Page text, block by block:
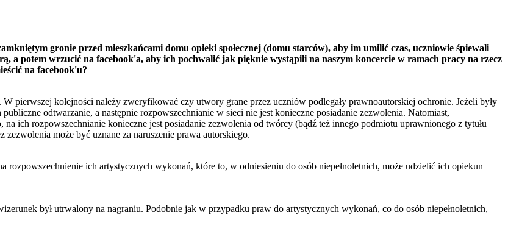
gronie przed mieszkańcami domu opieki społecznej (domu starców), aby im umilić czas, uczniowie śpiewali
a potem wrzucić na facebook'a, aby ich pochwalić jak pięknie wystąpili na naszym koncercie w ramach pracy na rzecz
na facebook'u?
pierwszej kolejności należy zweryfikować czy utwory grane przez uczniów podlegały prawnoautorskiej ochronie. Jeżeli były
odtwarzanie, a następnie rozpowszechnianie w sieci nie jest konieczne posiadanie zezwolenia. Natomiast,
na ich rozpowszechnianie konieczne jest posiadanie zezwolenia od twórcy (bądź też innego podmiotu uprawnionego z tytułu
może być uznane za naruszenie prawa autorskiego.
ich artystycznych wykonań, które to, w odniesieniu do osób niepełnoletnich, może udzielić ich opiekun
był utrwalony na nagraniu. Podobnie jak w przypadku praw do artystycznych wykonań, co do osób niepełnoletnich,